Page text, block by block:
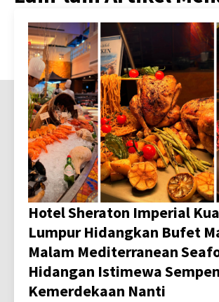
Hotel Sheraton Imperial
Lumpur Hidangkan Bufet
Malam Mediterranean
Hidangan Istimewa
Kemerdekaan Nanti